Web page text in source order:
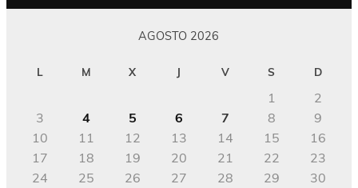
AGOSTO 2026
L M X J V S D
1
2
3
4 5 6 7 8
9
10
11 12 13 14 15
16
17
18 19 20 21 22
23
24
25 26 27 28 29
30